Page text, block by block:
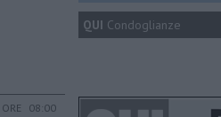
ORE 08:00
QUI Condoglianze